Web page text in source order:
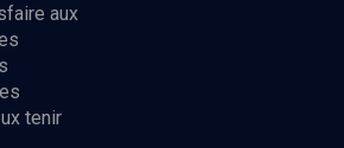
aux
tenir